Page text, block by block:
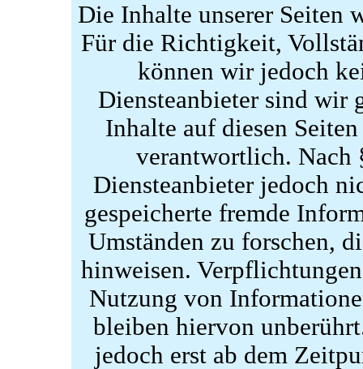
Die Inhalte unserer Seiten
Für die Richtigkeit,
können wir jedoch
Diensteanbieter sind wir
Inhalte auf diesen
verantwortlich. Nach
Diensteanbieter jedoch
gespeicherte fremde
Umständen zu forschen,
hinweisen.
Nutzung von
bleiben hiervon
jedoch erst ab dem